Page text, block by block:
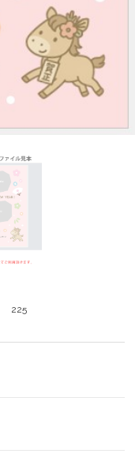
225